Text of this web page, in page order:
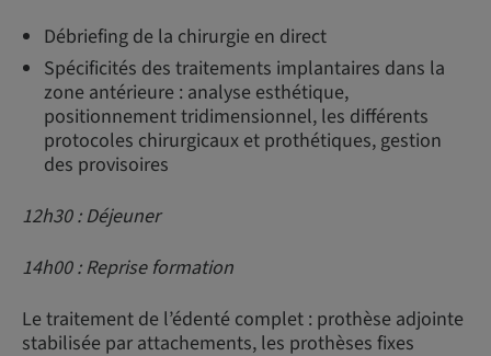
Débriefing de la chirurgie en direct
Spécificités des traitements implantaires dans la
zone antérieure : analyse esthétique,
positionnement tridimensionnel, les différents
protocoles chirurgicaux et prothétiques, gestion
des provisoires
12h30 : Déjeuner
14h00 : Reprise formation
Le traitement de l’édenté complet : prothèse adjointe
stabilisée par attachements, les prothèses fixes